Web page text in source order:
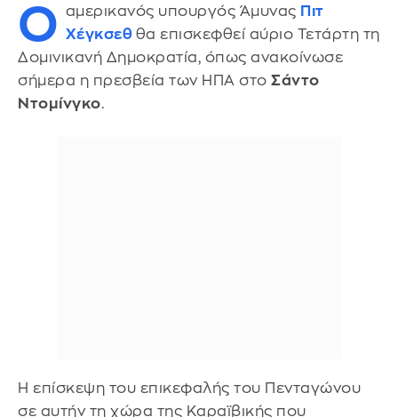
Ο αμερικανός υπουργός Άμυνας Πιτ
Χέγκσεθ θα επισκεφθεί αύριο Τετάρτη τη
Δομινικανή Δημοκρατία, όπως ανακοίνωσε
σήμερα η πρεσβεία των ΗΠΑ στο Σάντο
Ντομίνγκο.
Η επίσκεψη του επικεφαλής του Πενταγώνου
σε αυτήν τη χώρα της Καραϊβικής που